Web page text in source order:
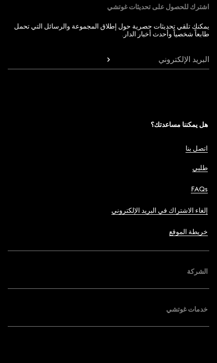
اشترك للحصول على تحديثات غوتشي
يمكنك تلقي تحديثات حصرية حول إطلاق المجموعة والرسائل التي تحمل
طابعاً شخصياً وأحدث أخبار الدار.
البريد الإلكتروني
هل يمكننا مساعدتك؟
اتصل بنا
طلبي
FAQs
إلغاء الاشتراك في البريد الإلكتروني
خريطة الموقع
الشركة
خدمات غوتشي